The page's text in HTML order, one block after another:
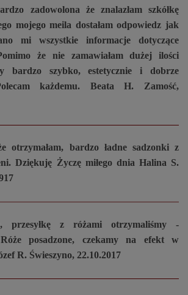
zadowolona że znalazłam szkółkę
mojego meila dostałam odpowiedz jak
mi wszystkie informacje dotyczące
że nie zamawiałam dużej ilości
bardzo szybko, estetycznie i dobrze
każdemu. Beata H. Zamość,
otrzymałam, bardzo ładne sadzonki z
Dziękuję Życzę miłego dnia Halina S.
przesyłkę z różami otrzymaliśmy -
posadzone, czekamy na efekt w
R. Świeszyno, 22.10.2017